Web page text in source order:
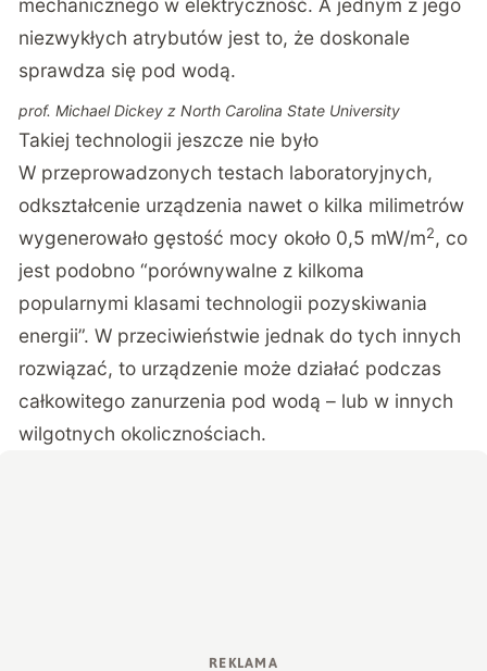
mechanicznego w elektryczność. A jednym z jego
niezwykłych atrybutów jest to, że doskonale
sprawdza się pod wodą.
prof. Michael Dickey z North Carolina State University
Takiej technologii jeszcze nie było
W przeprowadzonych testach laboratoryjnych,
odkształcenie urządzenia nawet o kilka milimetrów
wygenerowało gęstość mocy około 0,5 mW/m2, co
jest podobno “porównywalne z kilkoma
popularnymi klasami technologii pozyskiwania
energii”. W przeciwieństwie jednak do tych innych
rozwiązać, to urządzenie może działać podczas
całkowitego zanurzenia pod wodą – lub w innych
wilgotnych okolicznościach.